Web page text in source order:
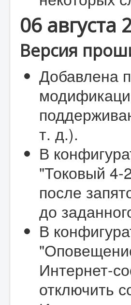
06 августа
Версия
Добавлена
т. д.).
В
"Токовый 4-
после
до
В
Интернет-
отключить